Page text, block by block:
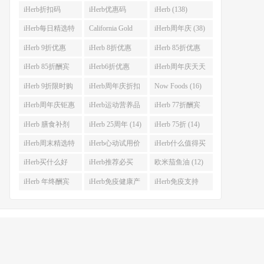
iHerb折扣码
(341)
iHerb优惠码
(282)
iHerb (138)
iHerb每日精选特
惠 (53)
California Gold
Nutrition(CGN)
(42)
iHerb周年庆 (38)
iHerb 9折优惠
(38)
iHerb 8折优惠
(37)
iHerb 85折优惠
(27)
iHerb 85折酬宾
(23)
iHerb6折优惠
(23)
iHerb周年庆天天
大酬宾 (22)
iHerb 9折限时购
(21)
iHerb周年庆折扣
码 (17)
Now Foods (16)
iHerb周年庆钜惠
(15)
iHerb运动营养品
(14)
iHerb 77折酬宾
(14)
iHerb 膳食补剂
(14)
iHerb 25周年 (14) iHerb 75折 (14)
iHerb周末精选特
惠 (13)
iHerb心动试用价
(13)
iHerb什么值得买
(12)
iHerb买什么好
(12)
iHerb推荐必买
(12)
欧米茄鱼油 (12)
iHerb 年终酬宾 iHerb免疫健康产 iHerb免疫支持